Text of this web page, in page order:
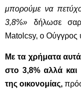
μπορούμε να
3,8%» δήλωσε
Matolcsy, ο Ούγγρος
Με τα χρήματα
στο 3,8% αλλά
της οικονομίας,